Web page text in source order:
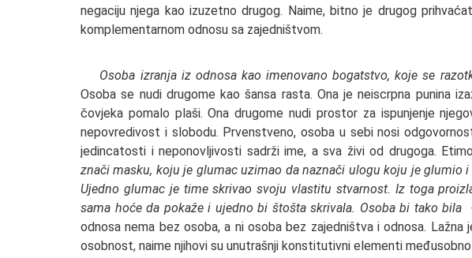
negaciju njega kao izuzetno drugog. Naime, bitno je drugog
komplementarnom odnosu sa zajedništvom.
Osoba izranja iz odnosa kao imenovano bogatstvo, koje se
Osoba se nudi drugome kao šansa rasta. Ona je neiscrpna punina
čovjeka pomalo plaši. Ona drugome nudi prostor za ispunjenje
nepovredivost i slobodu. Prvenstveno, osoba u sebi nosi
jedincatosti i neponovljivosti sadrži ime, a sva živi od drugoga.
znači masku, koju je glumac uzimao da naznači ulogu koju je glumio
Ujedno glumac je time skrivao svoju vlastitu stvarnost. Iz toga
sama hoće da pokaže i ujedno bi štošta skrivala. Osoba bi tako bila -
odnosa nema bez osoba, a ni osoba bez zajedništva i odnosa.
osobnost, naime njihovi su unutrašnji konstitutivni elementi međusobno